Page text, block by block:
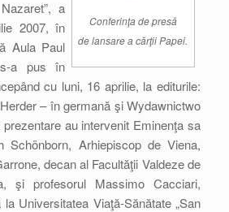
Conferinţa de presă
de lansare a cărţii Papei.
a
2007, în
Aula Paul
a pus în
cu luni, 16 aprilie, la editurile:
– în germană şi Wydawnictwo
au intervenit Eminenţa sa
Schönborn, Arhiepiscop de Viena,
decan al Facultăţii Valdeze de
şi profesorul Massimo Cacciari,
Universitatea Viaţă-Sănătate „San